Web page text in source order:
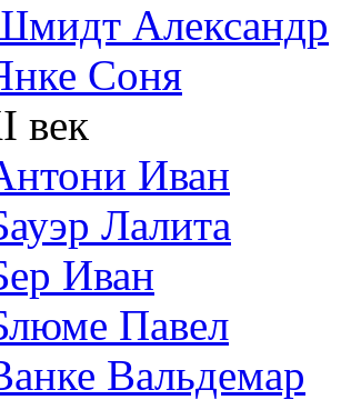
Александр
Соня
век
Иван
Лалита
Иван
Павел
Вальдемар